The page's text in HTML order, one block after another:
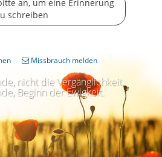
an, um eine Erinnerung
schreiben
nicht die Vergänglichkeit,
Beginn der Ewigkeit.
Missbrauch melden